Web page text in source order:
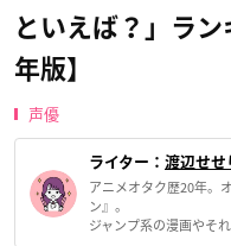
といえば？」ラ
年版】
声優
ライター： 渡辺せせ
アニメオタク歴20年。
ン』。
ジャンプ系の漫画やそ